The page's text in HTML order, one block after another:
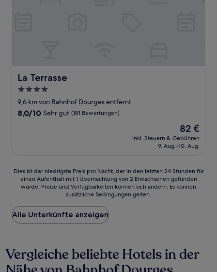
La Terrasse
La Terrasse
4.0-
Sterne-
Unterkunft
9,6 km von Bahnhof Dourges entfernt
8.0
8,0/10 Sehr gut (181 Bewertungen)
Der
Preis
beträgt
82 €
inkl. Steuern & Gebühren
9. Aug.–10. Aug.
Dies
der
Preis
pro
Nacht,
den
letzten
24 Stunden
Dies ist der niedrigste Preis pro Nacht, der in den letzten 24 Stunden für
einen Aufenthalt mit 1 Übernachtung von 2 Erwachsenen gefunden
wurde. Preise und Verfügbarkeiten können sich ändern. Es können
zusätzliche Bedingungen gelten.
Alle Unterkünfte anzeigen
Vergleiche beliebte Hotels in der